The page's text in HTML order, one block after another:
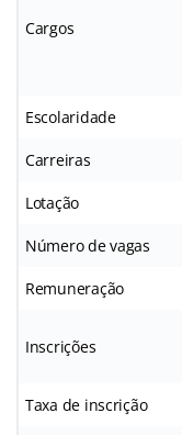
Cargos
Escolaridade
Carreiras
Lotação
Número de vagas
Remuneração
Inscrições
Taxa de inscrição